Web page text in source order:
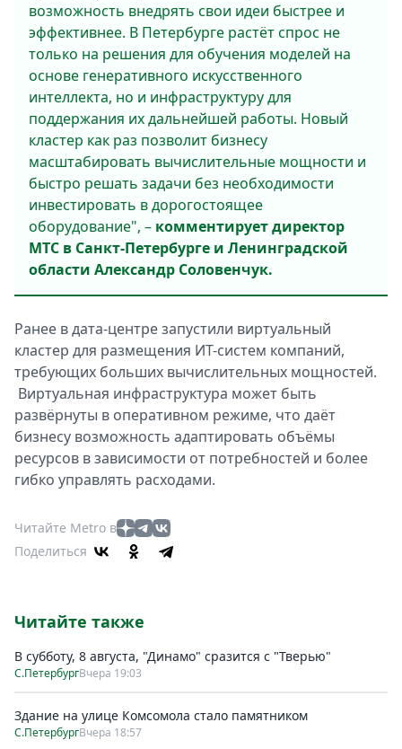
возможность внедрять свои идеи быстрее и
эффективнее. В Петербурге растёт спрос не
только на решения для обучения моделей на
основе генеративного искусственного
интеллекта, но и инфраструктуру для
поддержания их дальнейшей работы. Новый
кластер как раз позволит бизнесу
масштабировать вычислительные мощности и
быстро решать задачи без необходимости
инвестировать в дорогостоящее
оборудование", – комментирует директор
МТС в Санкт-Петербурге и Ленинградской
области Александр Соловенчук.
Ранее в дата-центре запустили виртуальный
кластер для размещения ИТ-систем компаний,
требующих больших вычислительных мощностей.
Виртуальная инфраструктура может быть
развёрнуты в оперативном режиме, что даёт
бизнесу возможность адаптировать объёмы
ресурсов в зависимости от потребностей и более
гибко управлять расходами.
Читайте Metro в
Поделиться
Читайте также
В субботу, 8 августа, "Динамо" сразится с "Тверью"
С.ПетербургВчера 19:03
Здание на улице Комсомола стало памятником
С.ПетербургВчера 18:57